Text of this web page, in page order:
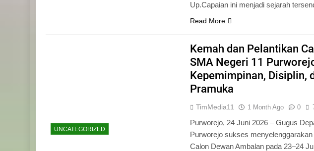
Up.Capaian ini menjadi sejarah
Read More
UNCATEGORIZED
Kemah dan Pelantikan
SMA Negeri 11
Kepemimpinan, Disiplin,
Pramuka
TimMedia11 1 Month Ago 0
Purworejo, 24 Juni 2026 – Gugus
Purworejo sukses
Calon Dewan Ambalan pada 23–24